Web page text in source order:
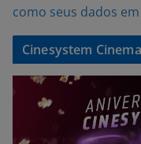
como seus dados
Cinesystem